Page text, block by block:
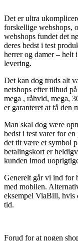
Det er ultra
forskellige webshops,
webshops fundet det
deres bedst i test
herrer og damer – helt
levering.
Det kan dog trods alt
netshops efter tilbud
mega , råhvid, mega,
er garanteret at få den
Man skal dog være
bedst i test varer for
det tit være et symbol
betalingskort er
kunden imod
Generelt går vi ind for
med mobilen.
eksempel ViaBill, hvis
tid.
Forud for at nogen